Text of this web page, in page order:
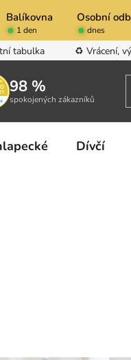
Balíkovna Osobní
1 den dnes
tabulka ♻️ Vrácení,
98 %
spokojených zákazníků
Dívčí